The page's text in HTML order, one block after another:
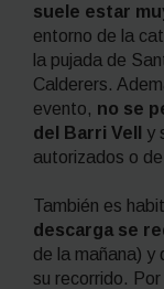
suele estar
entorno de la
la pujada de
Calderers.
evento, no se
del Barri Vell y
autorizados o
También es
descarga se
de la mañana) y
su recorrido.